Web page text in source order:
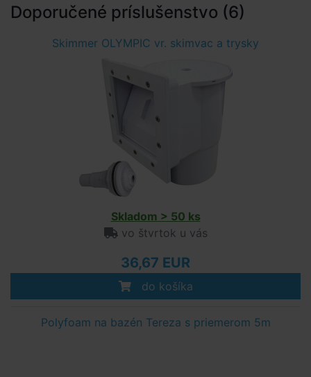
Doporučené príslušenstvo (6)
Skimmer OLYMPIC vr. skimvac a trysky
Skladom > 50 ks
vo štvrtok u vás
36,67 EUR
do košíka
Polyfoam na bazén Tereza s priemerom 5m